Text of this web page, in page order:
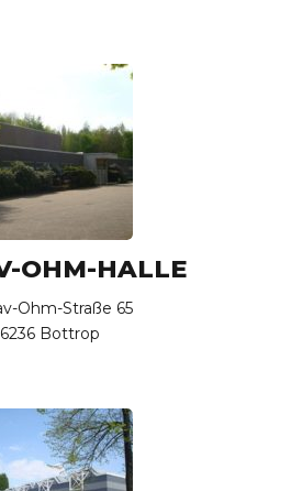
OHM-HALLE
Ohm-Straße 65
Bottrop